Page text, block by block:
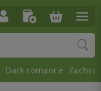
Dark romance